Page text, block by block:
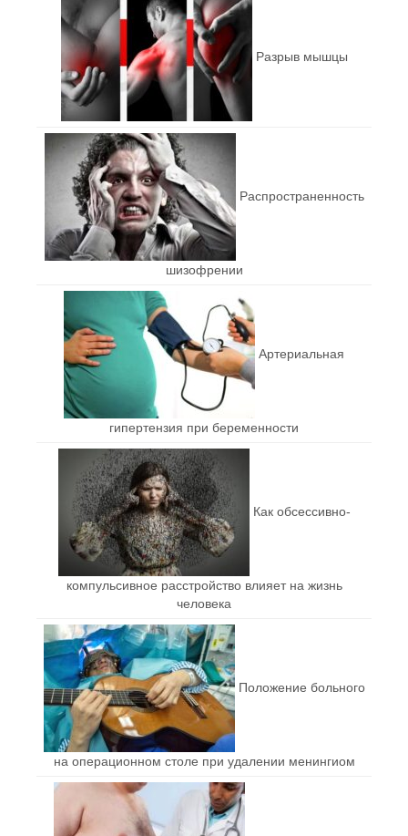
Разрыв мышцы
Распространенность
шизофрении
Артериальная
гипертензия при беременности
Как обсессивно-
компульсивное расстройство влияет на жизнь
человека
Положение больного
на операционном столе при удалении менингиом